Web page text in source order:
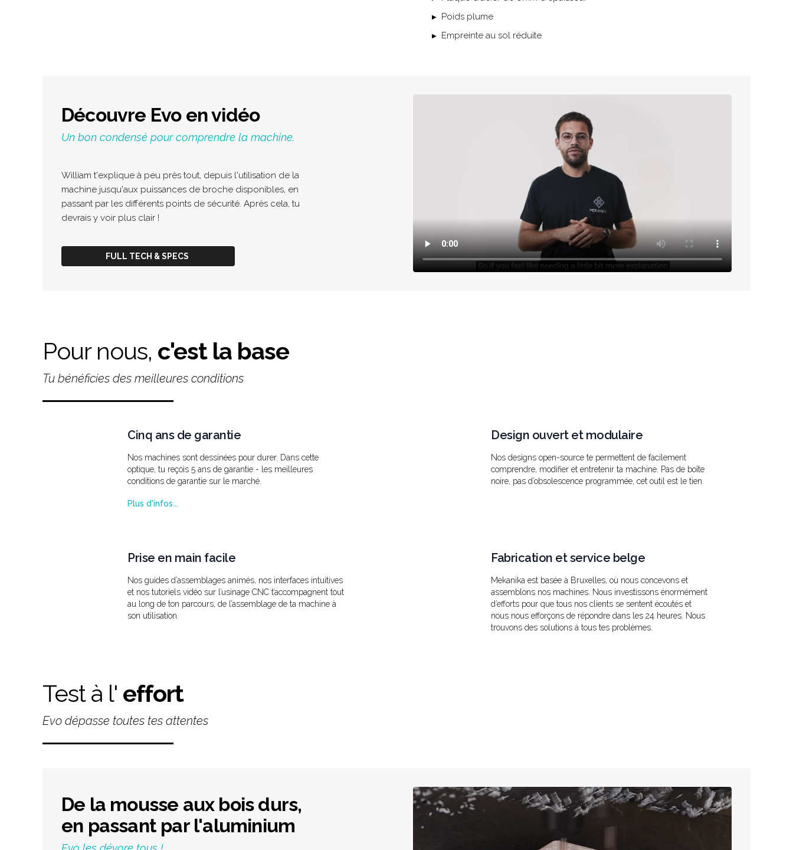
Poids plume
Empreinte au sol réduite
Découvre Evo en vidéo
Un bon condensé pour comprendre la machine.
William t'explique à peu près tout, depuis l'utilisation de la
machine jusqu'aux puissances de broche disponibles, en
passant par les différents points de sécurité. Après cela, tu
devrais y voir plus clair !
FULL TECH & SPECS
Pour nous, c'est la base
Tu bénéficies des meilleures conditions
Cinq ans de garantie
Nos machines sont dessinées pour durer. Dans cette
optique, tu reçois 5 ans de garantie - les meilleures
conditions de garantie sur le marché.
Plus d'infos...
Design ouvert et modulaire
Nos designs open-source te permettent de facilement
comprendre, modifier et entretenir ta machine. Pas de boîte
noire, pas d’obsolescence programmée, cet outil est le tien.
Prise en main facile
Nos guides d’assemblages animés, nos interfaces intuitives
et nos tutoriels vidéo sur l’usinage CNC t’accompagnent tout
au long de ton parcours, de l’assemblage de ta machine à
son utilisation.
Fabrication et service belge
Mekanika est basée à Bruxelles, où nous concevons et
assemblons nos machines. Nous investissons énormément
d’efforts pour que tous nos clients se sentent écoutés et
nous nous efforçons de répondre dans les 24 heures. Nous
trouvons des solutions à tous tes problèmes.
Test à l' effort
Evo dépasse toutes tes attentes
De la mousse aux bois durs,
en passant par l'aluminium